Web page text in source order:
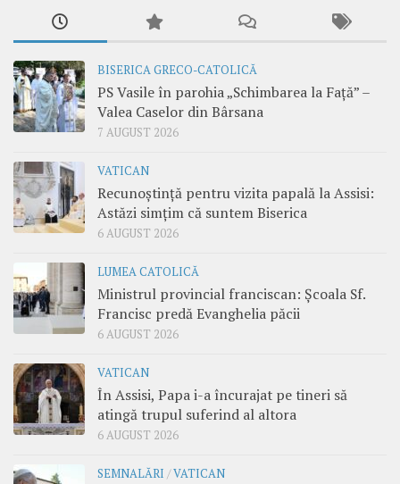
BISERICA GRECO-CATOLICĂ
PS Vasile în parohia „Schimbarea la Față” –
Valea Caselor din Bârsana
7 AUGUST 2026
VATICAN
Recunoștință pentru vizita papală la Assisi:
Astăzi simțim că suntem Biserica
6 AUGUST 2026
LUMEA CATOLICĂ
Ministrul provincial franciscan: Școala Sf.
Francisc predă Evanghelia păcii
6 AUGUST 2026
VATICAN
În Assisi, Papa i-a încurajat pe tineri să
atingă trupul suferind al altora
6 AUGUST 2026
SEMNALĂRI /VATICAN